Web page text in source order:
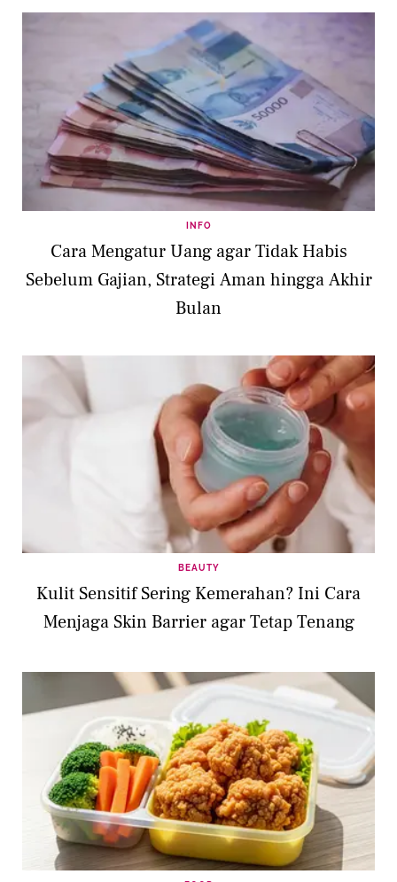
INFO
Cara Mengatur Uang agar Tidak Habis
Sebelum Gajian, Strategi Aman hingga Akhir
Bulan
BEAUTY
Kulit Sensitif Sering Kemerahan? Ini Cara
Menjaga Skin Barrier agar Tetap Tenang